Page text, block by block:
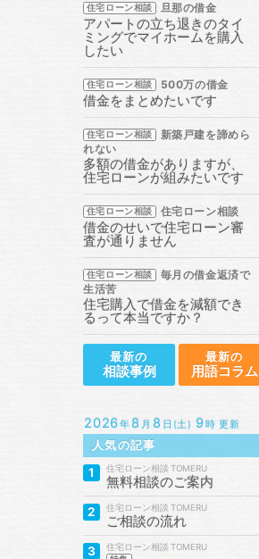
住宅ローン相談 旦那の借金
アパートの立ち退きのタイ
ミングでマイホームを購入
したい
住宅ローン相談 500万の借金
借金をまとめたいです
住宅ローン相談
新築戸建を諦めら
れない
多額の借金がありますが、
住宅ローンが組みたいです
住宅ローン相談 住宅ローン相談
借金のせいで住宅ローン審
査が通りません
住宅ローン相談
毎月の借金返済で
生活苦
住宅購入で借金を減額でき
るって本当ですか？
最新の
相談事例
最新の
用語コラム
2026年 8 月 8 日(土) 9時 更新
人気の記事
1 住宅ローン相談
無料相談のご案内
2 住宅ローン相談
ご相談の流れ
3
住宅ローン相談